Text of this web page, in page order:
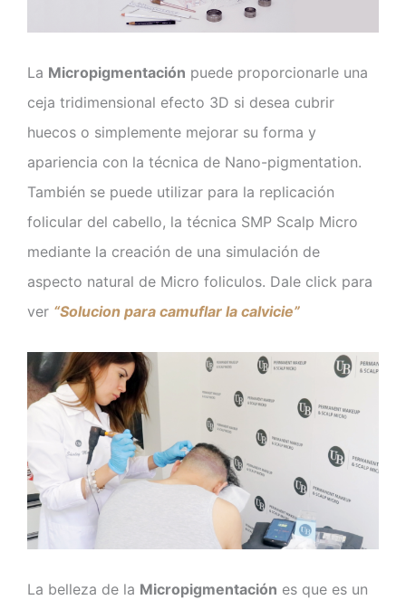
La Micropigmentación puede proporcionarle una
ceja tridimensional efecto 3D si desea cubrir
huecos o simplemente mejorar su forma y
apariencia con la técnica de Nano-pigmentation.
También se puede utilizar para la replicación
folicular del cabello, la técnica SMP Scalp Micro
mediante la creación de una simulación de
aspecto natural de Micro foliculos. Dale click para
ver “Solucion para camuflar la calvicie”
La belleza de la Micropigmentación es que es un